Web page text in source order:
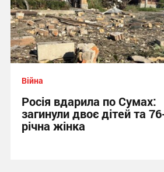
Війна
Росія вдарила по Сумах:
загинули двоє дітей та
річна жінка